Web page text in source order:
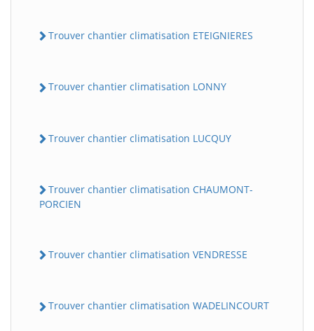
Trouver chantier climatisation ETEIGNIERES
Trouver chantier climatisation LONNY
Trouver chantier climatisation LUCQUY
Trouver chantier climatisation CHAUMONT-
PORCIEN
Trouver chantier climatisation VENDRESSE
Trouver chantier climatisation WADELINCOURT